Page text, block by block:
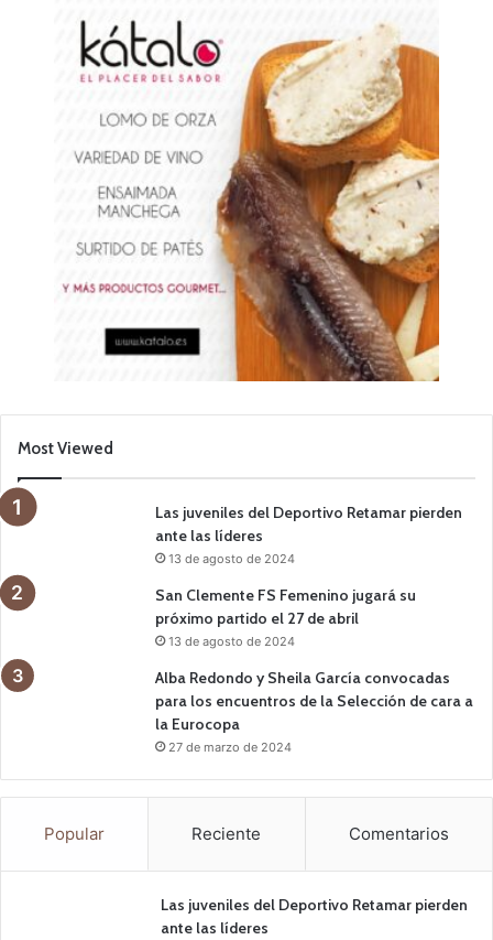
Most Viewed
Las juveniles del Deportivo Retamar pierden
ante las líderes
13 de agosto de 2024
San Clemente FS Femenino jugará su
próximo partido el 27 de abril
13 de agosto de 2024
Alba Redondo y Sheila García convocadas
para los encuentros de la Selección de cara a
la Eurocopa
27 de marzo de 2024
Popular Reciente Comentarios
Las juveniles del Deportivo Retamar pierden
ante las líderes